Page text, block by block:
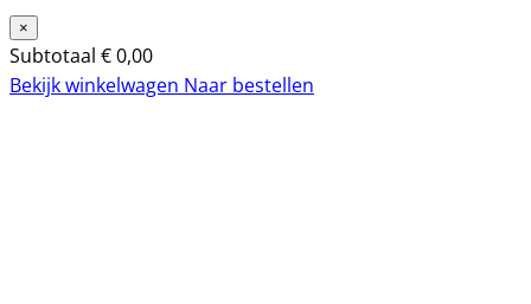
×
Subtotaal €0,00
Bekijk winkelwagen Naar bestellen